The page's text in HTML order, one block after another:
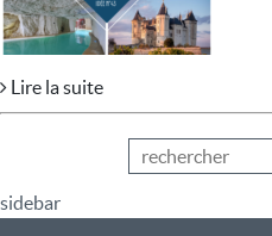
Lire la suite
sidebar